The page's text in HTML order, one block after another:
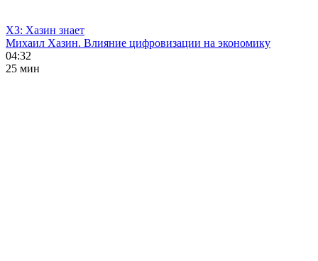
ХЗ: Хазин знает
Михаил Хазин. Влияние цифровизации на экономику
04:32
25 мин